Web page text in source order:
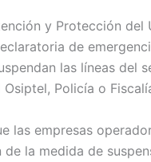
y Protección del
de
las líneas del
Policía o
las empresas
la medida de